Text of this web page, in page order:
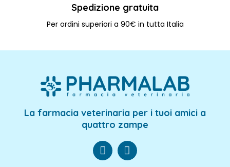
Spedizione gratuita
Per ordini superiori a 90€ in tutta Italia
La farmacia veterinaria per i tuoi amici a
quattro zampe